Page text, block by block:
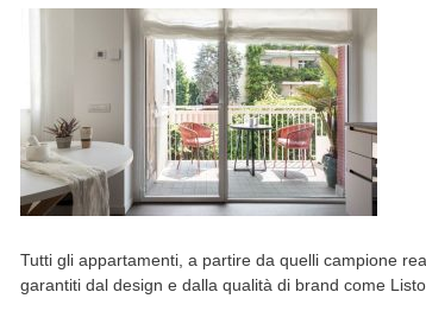
Tutti gli appartamenti, a partire da quelli campione
garantiti dal design e dalla qualità di brand come